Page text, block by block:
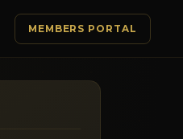
MEMBERS PORTAL